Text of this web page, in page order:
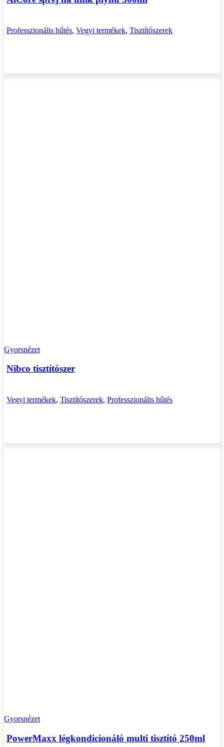
Professzionális hűtés, Vegyi termékek, Tisztítószerek
Gyorsnézet
Nibco tisztítószer
Vegyi termékek, Tisztítószerek, Professzionális hűtés
Gyorsnézet
PowerMaxx légkondicionáló multi tisztító 250ml